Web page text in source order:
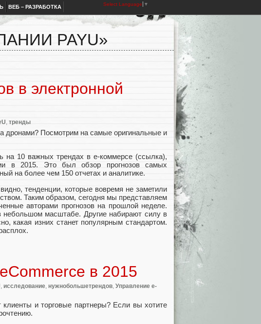
ВЕБ – РАЗРАБОТКА Select Language ▼
PAYU»
в электронной
тренды
дронами? Посмотрим на самые оригинальные и
10 важных трендах в е-коммерсе (ссылка),
в 2015. Это был обзор прогнозов самых
на более чем 150 отчетах и аналитике.
тенденции, которые вовремя не заметили
Таким образом, сегодня мы представляем
авторами прогнозов на прошлой неделе.
масштабе. Другие набирают силу в
какая изних станет популярным стандартом.
в 2015
, исследование, нужнобольшетрендов, Управление e-
и торговые партнеры? Если вы хотите